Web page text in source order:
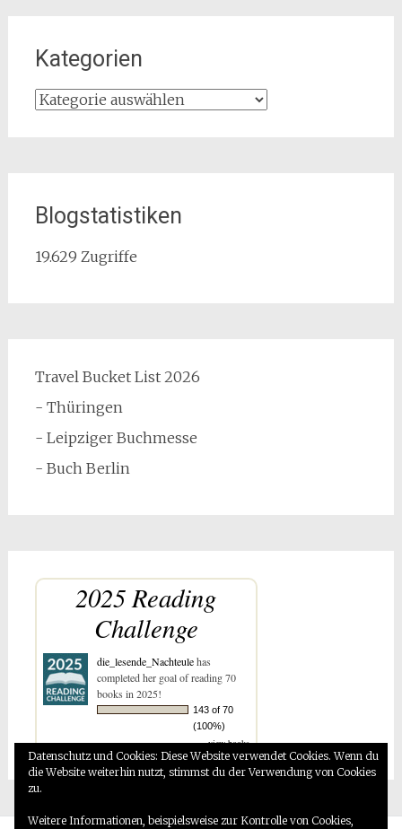
Kategorien
Kategorien
Blogstatistiken
19.629 Zugriffe
Travel Bucket List 2026
- Thüringen
- Leipziger Buchmesse
- Buch Berlin
2025 Reading
Challenge
die_lesende_Nachteulehas
completed her goal of reading 70
books in 2025!
143 of 70
(100%)
view books
Datenschutz und Cookies: Diese Website verwendet Cookies. Wenn du
die Website weiterhin nutzt, stimmst du der Verwendung von Cookies
zu.
Weitere Informationen, beispielsweise zur Kontrolle von Cookies,